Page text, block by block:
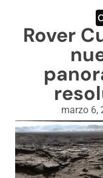
Rover
marzo 6,